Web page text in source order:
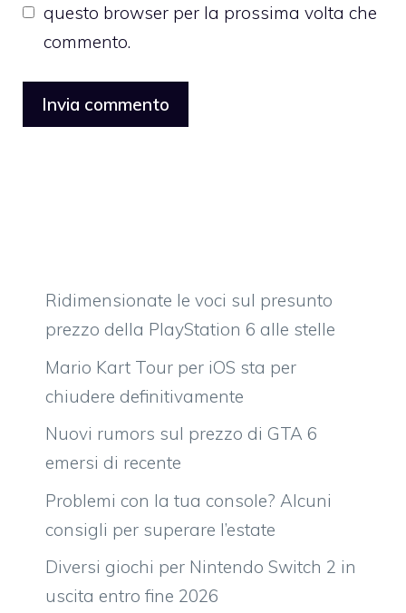
questo browser per la prossima volta che
commento.
Ridimensionate le voci sul presunto
prezzo della PlayStation 6 alle stelle
Mario Kart Tour per iOS sta per
chiudere definitivamente
Nuovi rumors sul prezzo di GTA 6
emersi di recente
Problemi con la tua console? Alcuni
consigli per superare l’estate
Diversi giochi per Nintendo Switch 2 in
uscita entro fine 2026